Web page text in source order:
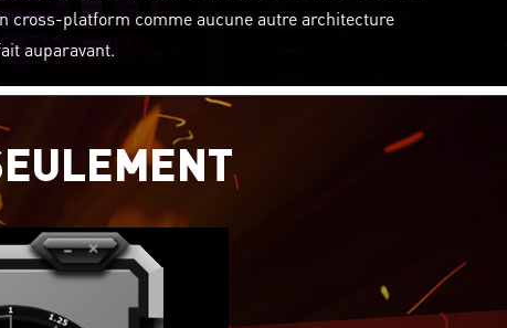
cross-platform comme aucune autre architecture
auparavant.